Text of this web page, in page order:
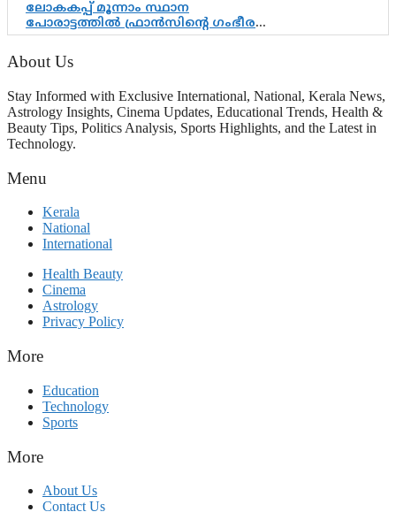
ലോകകപ്പ് മൂന്നാം സ്ഥാന
പോരാട്ടത്തിൽ ഫ്രാൻസിന്റെ ഗംഭീര
തിരിച്ചുവരവ്; ഗോൾവേട്ടയിൽ
മെസ്സിയെ മറികടന്ന് എംബാപ്പെ
About Us
Stay Informed with Exclusive International, National, Kerala News,
Astrology Insights, Cinema Updates, Educational Trends, Health &
Beauty Tips, Politics Analysis, Sports Highlights, and the Latest in
Technology.
Menu
Kerala
National
International
Health Beauty
Cinema
Astrology
Privacy Policy
More
Education
Technology
Sports
More
About Us
Contact Us